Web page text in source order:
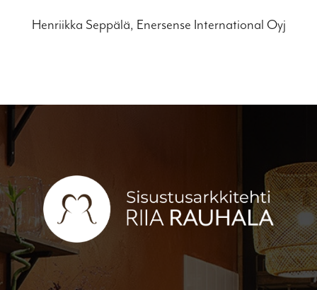
Henriikka Seppälä, Enersense International Oyj